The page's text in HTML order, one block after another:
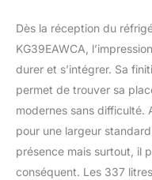
Dès la réception du
KG39EAWCA,
durer et s’intégrer. Sa
permet de trouver sa
modernes sans difficulté.
pour une largeur
présence mais surtout, il
conséquent. Les 337